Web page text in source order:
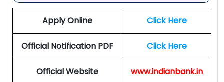
Apply Online Click Here
Official Notification PDF Click Here
Official Website www.indianbank.in